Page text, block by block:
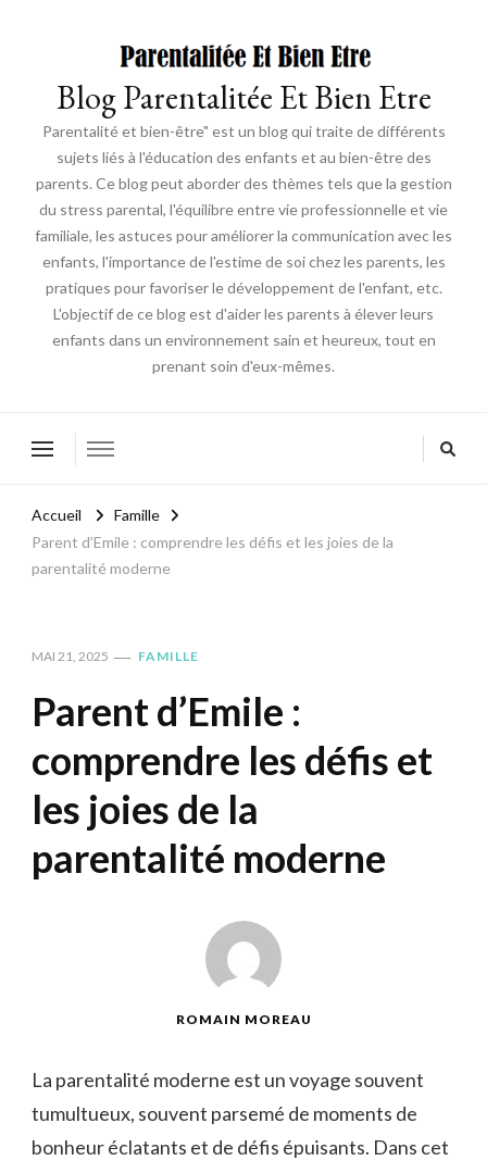
Blog Parentalitée Et Bien Etre
Parentalité et bien-être" est un blog qui traite de différents
sujets liés à l'éducation des enfants et au bien-être des
parents. Ce blog peut aborder des thèmes tels que la gestion
du stress parental, l'équilibre entre vie professionnelle et vie
familiale, les astuces pour améliorer la communication avec les
enfants, l'importance de l'estime de soi chez les parents, les
pratiques pour favoriser le développement de l'enfant, etc.
L'objectif de ce blog est d'aider les parents à élever leurs
enfants dans un environnement sain et heureux, tout en
prenant soin d'eux-mêmes.
Accueil
Famille
Parent d’Emile : comprendre les défis et les joies de la
parentalité moderne
MAI 21, 2025 FAMILLE
Parent d’Emile :
comprendre les défis et
les joies de la
parentalité moderne
ROMAIN MOREAU
La parentalité moderne est un voyage souvent
tumultueux, souvent parsemé de moments de
bonheur éclatants et de défis épuisants. Dans cet